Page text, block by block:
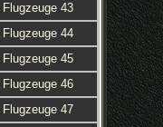
43
44
45
46
47